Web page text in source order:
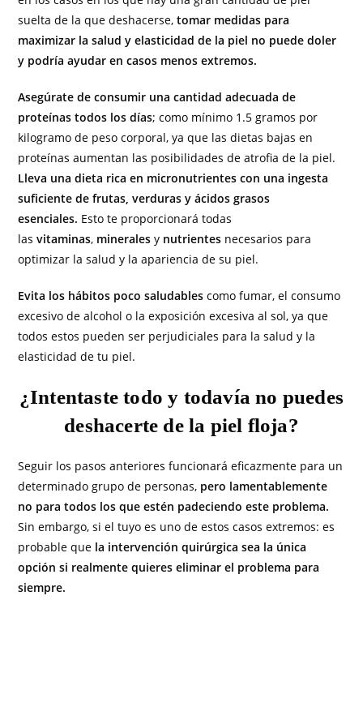
suelta de la que deshacerse,tomar medidas para
maximizar la salud y elasticidad de la piel no puede doler
y podría ayudar en casos menos extremos.
Asegúrate de consumir una cantidad adecuada de
proteínas todos los días; como mínimo 1.5 gramos por
kilogramo de peso corporal, ya que las dietas bajas en
proteínas aumentan las posibilidades de atrofia de la piel.
Lleva una dieta rica en micronutrientes con una ingesta
suficiente de frutas, verduras y ácidos grasos
esenciales. Esto te proporcionará todas
lasvitaminas, mineralesy nutrientes necesarios para
optimizar la salud y la apariencia de su piel.
Evita los hábitos poco saludables como fumar, el consumo
excesivo de alcohol o la exposición excesiva al sol, ya que
todos estos pueden ser perjudiciales para la salud y la
elasticidad de tu piel.
¿Intentaste todo y todavía no puedes
deshacerte de la piel floja?
Seguir los pasos anteriores funcionará eficazmente para un
determinado grupo de personas, pero lamentablemente
no para todos los que estén padeciendo este problema.
Sin embargo, si el tuyo es uno de estos casos extremos: es
probable que la intervención quirúrgica sea la única
opción si realmente quieres eliminar el problema para
siempre.